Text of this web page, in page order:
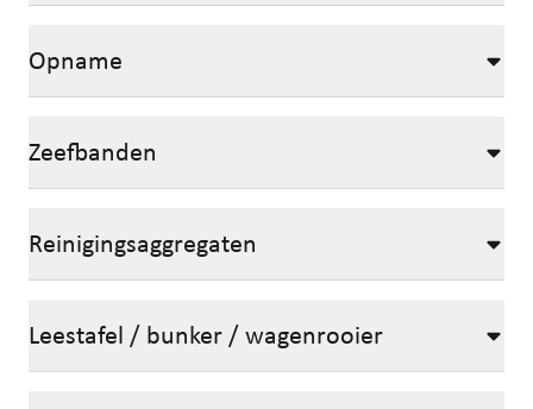
Opname
Zeefbanden
Reinigingsaggregaten
Leestafel / bunker / wagenrooier